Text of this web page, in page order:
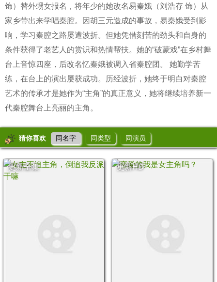
饰）替外甥女报名，将年少的她改名易秦娥（刘浩存 饰）从
家乡带出来学唱秦腔。因胡三元造成的事故，易秦娥受到影
响，学习秦腔之路屡遭波折。但她凭借刻苦的劲头和自身的
条件获得了老艺人的赏识和热情帮扶。她的“破蒙戏”在乡村舞
台上音惊四座，后改名忆秦娥被调入省秦腔团。 她勤学苦
练，在台上的演出屡获成功。历经波折，她终于明白对秦腔
艺术的传承才是她作为“主角”的真正意义，她将继续培养新一
代秦腔舞台上亮丽的主角。
猜你喜欢 同名字 同类型 同演员
更新全集 更新HD